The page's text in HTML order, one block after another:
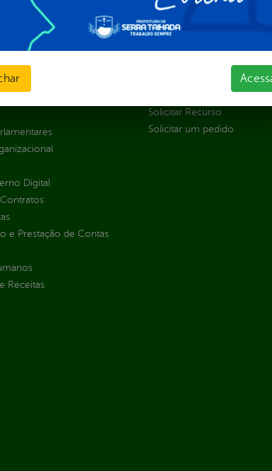
Digital
e Prestação de Contas
Receitas
Consulte sua Solicitação
Decretos
Prazos e autoridades
Solicitar Recurso
Solicitar um pedido